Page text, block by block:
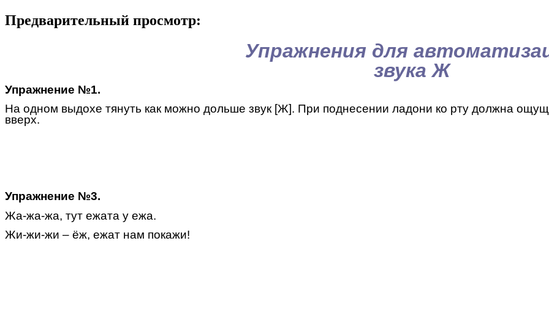
Предварительный просмотр:
Упражнения для
звука Ж
Упражнение №1.
На одном выдохе тянуть как можно дольше звук [Ж]. При поднесении ладони ко рту должна
вверх.
Упражнение №3.
Жа-жа-жа, тут ежата у ежа.
Жи-жи-жи – ёж, ежат нам покажи!